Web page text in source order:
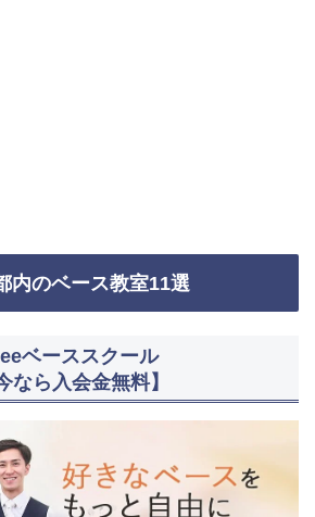
内のベース教室11選
ベーススクール
なら入会金無料】